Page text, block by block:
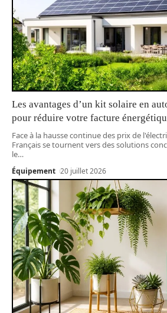
Les avantages d’un kit solaire en
pour réduire votre facture
Face à la hausse continue des prix de
Français se tournent vers des solutions
le…
Équipement 20 juillet 2026